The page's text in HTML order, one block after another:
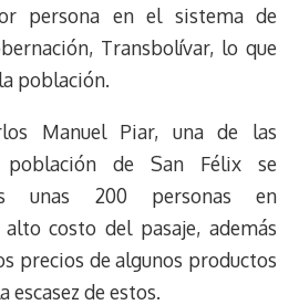
persona en el sistema de
Transbolívar, lo que
población.
Manuel Piar, una de las
de San Félix se
unas 200 personas en
costo del pasaje, además
precios de algunos productos
escasez de estos.